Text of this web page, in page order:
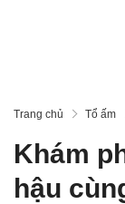
Trang chủ Tổ ấm
Khám
hậu